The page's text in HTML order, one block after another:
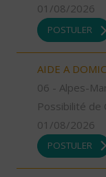
01/08/2026
POSTULER
AIDE A
06 - Alpes-
Possibilité de
01/08/2026
POSTULER